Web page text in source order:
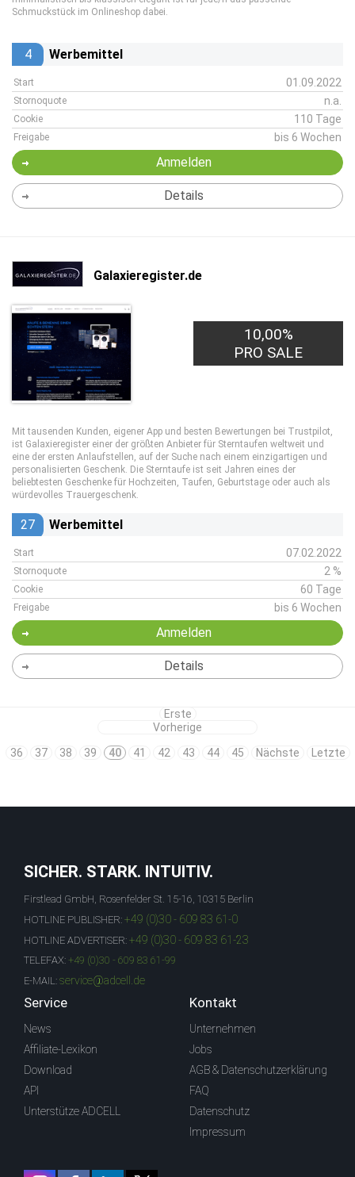
Schmuckstück im Onlineshop dabei.
4 Werbemittel
Start 01.09.2022
Stornoquote n.a.
Cookie 110 Tage
Freigabe bis 6 Wochen
Anmelden
Details
Galaxieregister.de
10,00%
PRO SALE
Mit tausenden Kunden, eigener App und besten Bewertungen bei Trustpilot,
ist Galaxieregister einer der größten Anbieter für Sterntaufen weltweit und
eine der ersten Anlaufstellen, auf der Suche nach einem einzigartigen und
personalisierten Geschenk. Die Sterntaufe ist seit Jahren eines der
beliebtesten Geschenke für Hochzeiten, Taufen, Geburtstage oder auch als
würdevolles Trauergeschenk.
27 Werbemittel
Start 07.02.2022
Stornoquote 2 %
Cookie 60 Tage
Freigabe bis 6 Wochen
Anmelden
Details
Erste
Vorherige
36
37 38 39 40 41 42 43 44 45 Nächste Letzte
SICHER. STARK. INTUITIV.
Firstlead GmbH, Rosenfelder St. 15-16, 10315 Berlin
HOTLINE PUBLISHER: +49 (0)30 - 609 83 61-0
HOTLINE ADVERTISER: +49 (0)30 - 609 83 61-23
TELEFAX: +49 (0)30 - 609 83 61-99
E-MAIL: service@adcell.de
Service
News
Affiliate-Lexikon
Download
API
Unterstütze ADCELL
Kontakt
Unternehmen
Jobs
AGB & Datenschutzerklärung
FAQ
Datenschutz
Impressum